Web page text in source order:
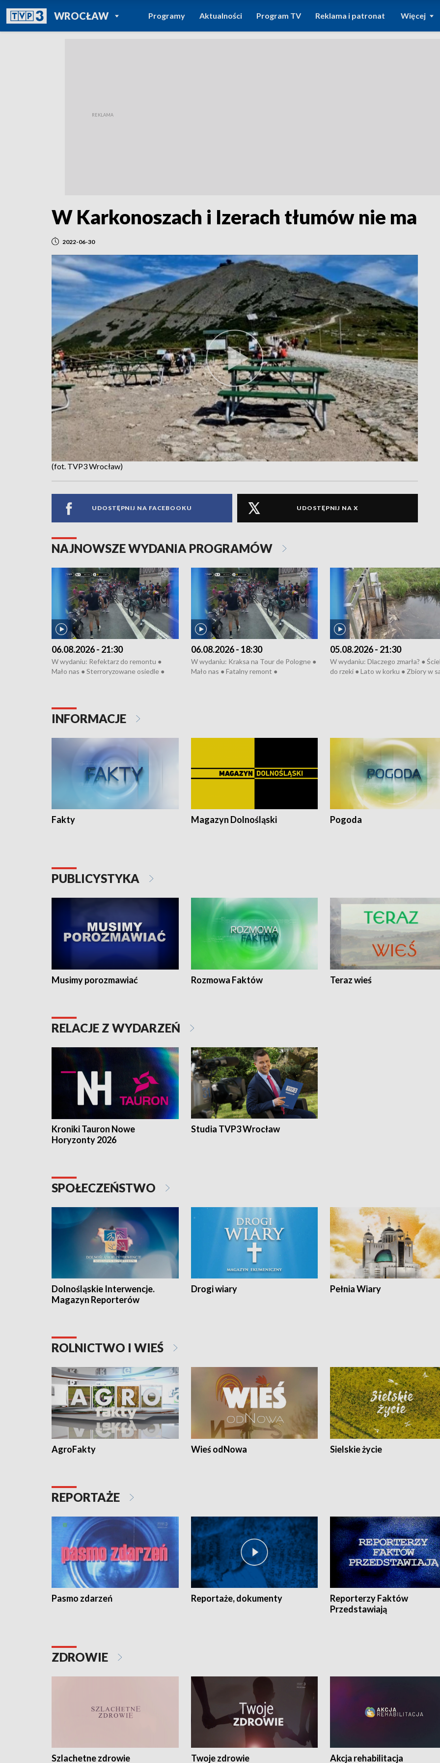
WROCŁAWPOWRÓT DO
TVP REGIONY
Programy Aktualności Program TV Reklama i patronat Więcej
W Karkonoszach i Izerach tłumów nie ma
2022-06-30
(fot. TVP3 Wrocław)
UDOSTĘPNIJ NA FACEBOOKU UDOSTĘPNIJ NA X
NAJNOWSZE WYDANIA PROGRAMÓW
06.08.2026 - 21:30
W wydaniu: Refektarz do remontu ●
Mało nas ● Sterroryzowane osiedle ●
Pologne
06.08.2026 - 18:30
W wydaniu: Kraksa na Tour de Pologne ●
Mało nas ● Fatalny remont ●
05.08.2026 - 21:30
W wydaniu: Dlaczego zmarła? ●
do rzeki ● Lato w korku ● Zbiory w
INFORMACJE
Fakty Magazyn Dolnośląski Pogoda
PUBLICYSTYKA
Musimy porozmawiać Rozmowa Faktów Teraz wieś
RELACJE Z WYDARZEŃ
Kroniki Tauron Nowe
Horyzonty 2026
Studia TVP3 Wrocław
SPOŁECZEŃSTWO
Dolnośląskie Interwencje.
Magazyn Reporterów
Drogi wiary Pełnia Wiary
ROLNICTWO I WIEŚ
AgroFakty Wieś odNowa Sielskie życie
REPORTAŻE
Pasmo zdarzeń Reportaże, dokumenty
Reporterzy Faktów
Przedstawiają
ZDROWIE
Szlachetne zdrowie Twoje zdrowie Akcja rehabilitacja